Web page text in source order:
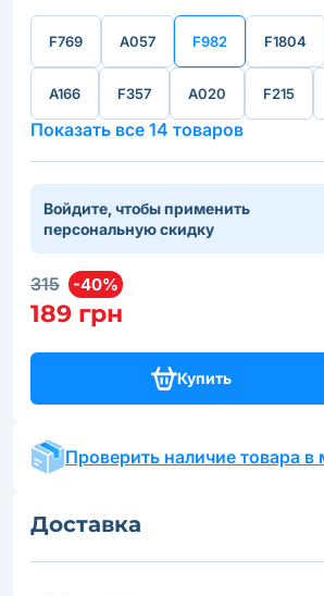
F769 A057 F982 F1804
A166 F357 A020 F215
Показать все 14 товаров
Войдите, чтобы применить
персональную скидку
315 -40%
189 грн
Купить
Проверить наличие товара в
Доставка